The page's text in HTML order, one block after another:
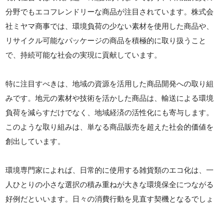
分野でもエコフレンドリーな商品が注目されています。株式会
社ミヤマ商事では、環境負荷の少ない素材を使用した商品や、
リサイクル可能なパッケージの商品を積極的に取り扱うこと
で、持続可能な社会の実現に貢献しています。
特に注目すべきは、地域の資源を活用した商品開発への取り組
みです。地元の素材や技術を活かした商品は、輸送による環境
負荷を減らすだけでなく、地域経済の活性化にも寄与します。
このような取り組みは、単なる商品販売を超えた社会的価値を
創出しています。
環境専門家によれば、日常的に使用する雑貨類のエコ化は、一
人ひとりの小さな選択の積み重ねが大きな環境保全につながる
好例だといいます。日々の消費行動を見直す契機となるでしょ